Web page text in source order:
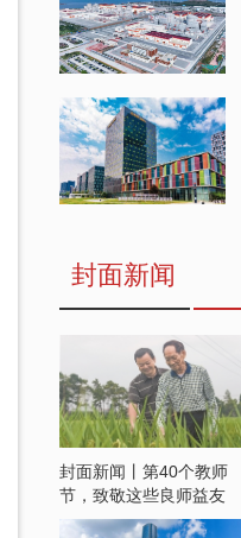
封面新闻
封面新闻丨第40个教师
节，致敬这些良师益友